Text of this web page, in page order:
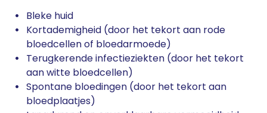
Bleke huid
Kortademigheid (door het tekort aan rode
bloedcellen of bloedarmoede)
Terugkerende infectieziekten (door het tekort
aan witte bloedcellen)
Spontane bloedingen (door het tekort aan
bloedplaatjes)